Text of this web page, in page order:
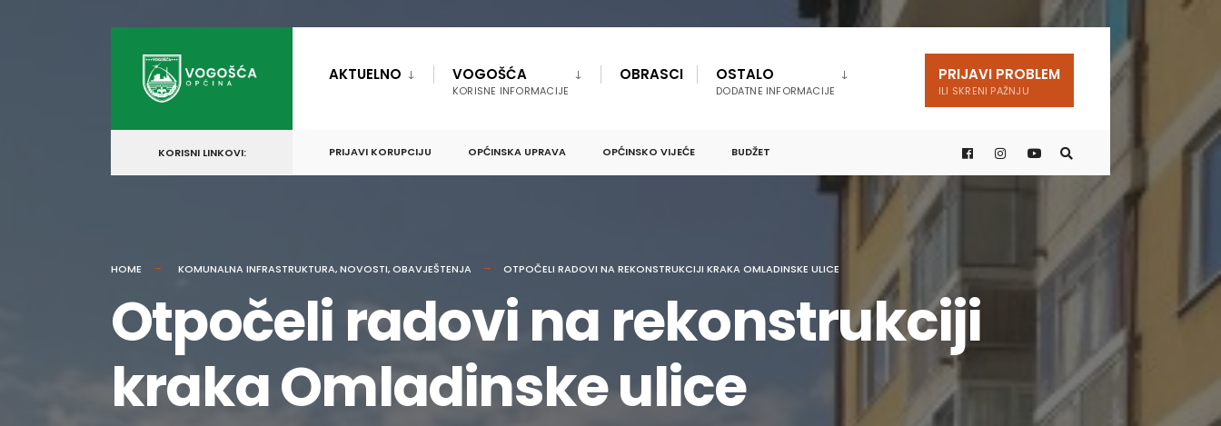
content
AKTUELNO VOGOŠĆA
KORISNE INFORMACIJE
OBRASCI OSTALO
DODATNE INFORMACIJE
PRIJAVI PROBLEM
ILI SKRENI PAŽNJU
KORISNI LINKOVI: PRIJAVI KORUPCIJU OPĆINSKA UPRAVA OPĆINSKO VIJEĆE BUDŽET
HOME KOMUNALNA INFRASTRUKTURA,NOVOSTI,OBAVJEŠTENJA OTPOČELI RADOVI NA REKONSTRUKCIJI KRAKA OMLADINSKE ULICE
Otpočeli radovi na rekonstrukciji
kraka Omladinske ulice